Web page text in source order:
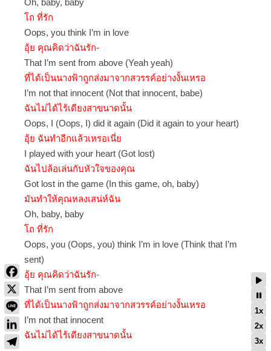
โถ ที่รัก
Oops, you think I’m in love
อุ้ย คุณคิดว่าฉันรัก-
That I’m sent from above (Yeah yeah)
ที่ได้เป็นนางฟ้าถูกส่งมาจากสวรรค์อย่างงั้นเหรอ
I’m not that innocent (Not that innocent, babe)
ฉันไม่ได้ไร้เดียงสาขนาดนั้น
Oops, I (Oops, I) did it again (Did it again to your heart)
อุ้ย ฉันทำอีกแล้วเหรอเนี่ย
I played with your heart (Got lost)
ฉันไปล้อเล่นกับหัวใจของคุณ
Got lost in the game (In this game, oh, baby)
มันทำให้คุณหลงเสน่ห์ฉัน
Oh, baby, baby
โถ ที่รัก
Oops, you (Oops, you) think I’m in love (Think that I’m
sent)
อุ้ย คุณคิดว่าฉันรัก-
That I’m sent from above
ที่ได้เป็นนางฟ้าถูกส่งมาจากสวรรค์อย่างงั้นเหรอ
I’m not that innocent
ฉันไม่ได้ไร้เดียงสาขนาดนั้น
1x
2x
3x